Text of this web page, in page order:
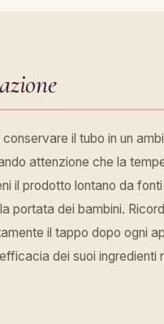
il tubo in un
attenzione che la
il prodotto lontano da
portata dei bambini.
il tappo dopo ogni
dei suoi ingredienti